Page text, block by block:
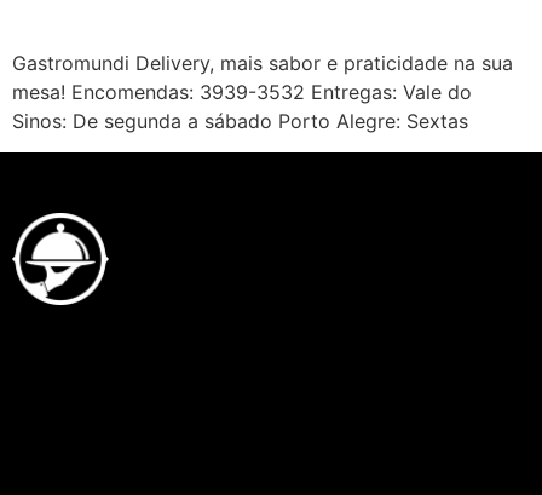
Gastromundi Delivery, mais sabor e praticidade na sua
mesa! Encomendas: 3939-3532 Entregas: Vale do
Sinos: De segunda a sábado Porto Alegre: Sextas